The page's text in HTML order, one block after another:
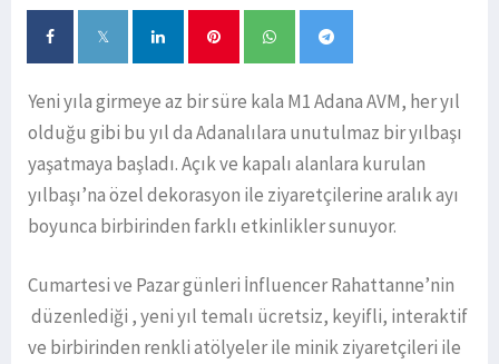
Yeni yıla girmeye az bir süre kala M1 Adana AVM, her yıl
olduğu gibi bu yıl da Adanalılara unutulmaz bir yılbaşı
yaşatmaya başladı. Açık ve kapalı alanlara kurulan
yılbaşı’na özel dekorasyon ile ziyaretçilerine aralık ayı
boyunca birbirinden farklı etkinlikler sunuyor.
Cumartesi ve Pazar günleri İnfluencer Rahattanne’nin
düzenlediği , yeni yıl temalı ücretsiz, keyifli, interaktif
ve birbirinden renkli atölyeler ile minik ziyaretçileri ile